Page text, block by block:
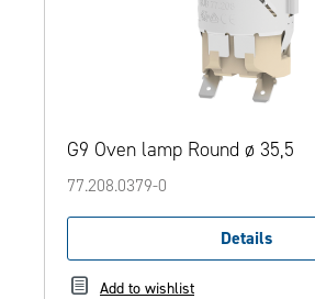
G9 Oven lamp Round ø 35,5
77.208.0379-0
Details
Add to wishlist